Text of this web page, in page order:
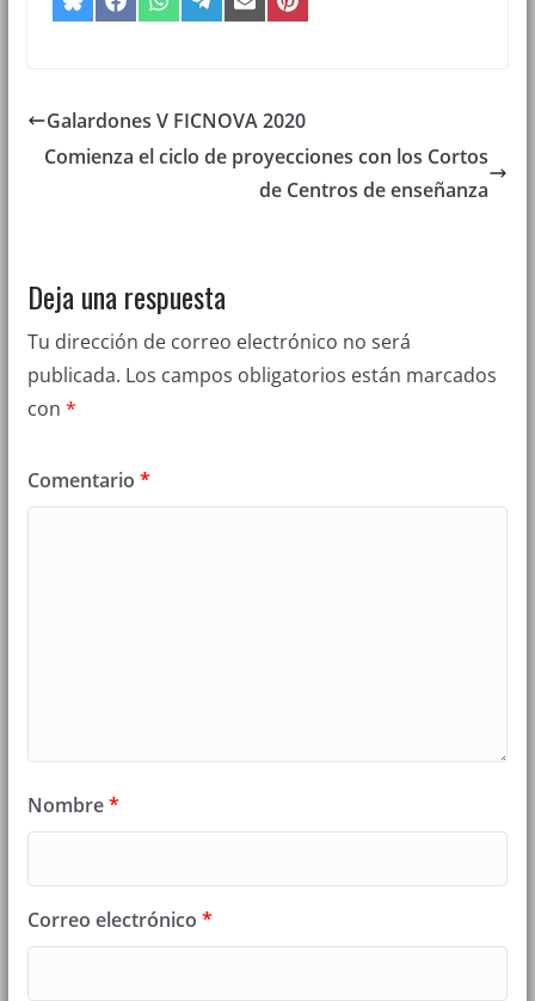
Compartir
en
Compartir
en
Compartir
en
Compartir
en
Compartir
en
Compartir
en
Galardones V FICNOVA 2020
Comienza el ciclo de proyecciones con los Cortos
de Centros de enseñanza
Deja una respuesta
Tu dirección de correo electrónico no será
publicada. Los campos obligatorios están marcados
con *
Comentario *
Nombre*
Correo electrónico *